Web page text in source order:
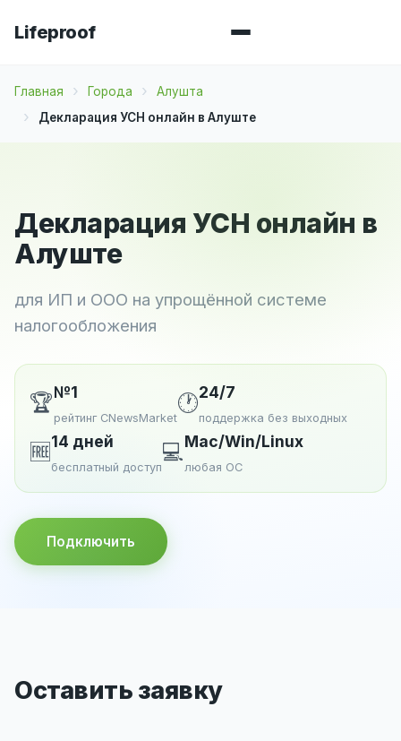
Lifeproof
Главная Города
Алушта
Декларация УСН онлайн в Алуште
Декларация УСН онлайн в
Алуште
для ИП и ООО на упрощённой системе
налогообложения
🏆№1
рейтинг CNewsMarket
🕐24/7
поддержка без выходных
🆓14 дней
бесплатный доступ
💻Mac/Win/Linux
любая ОС
Подключить
Оставить заявку